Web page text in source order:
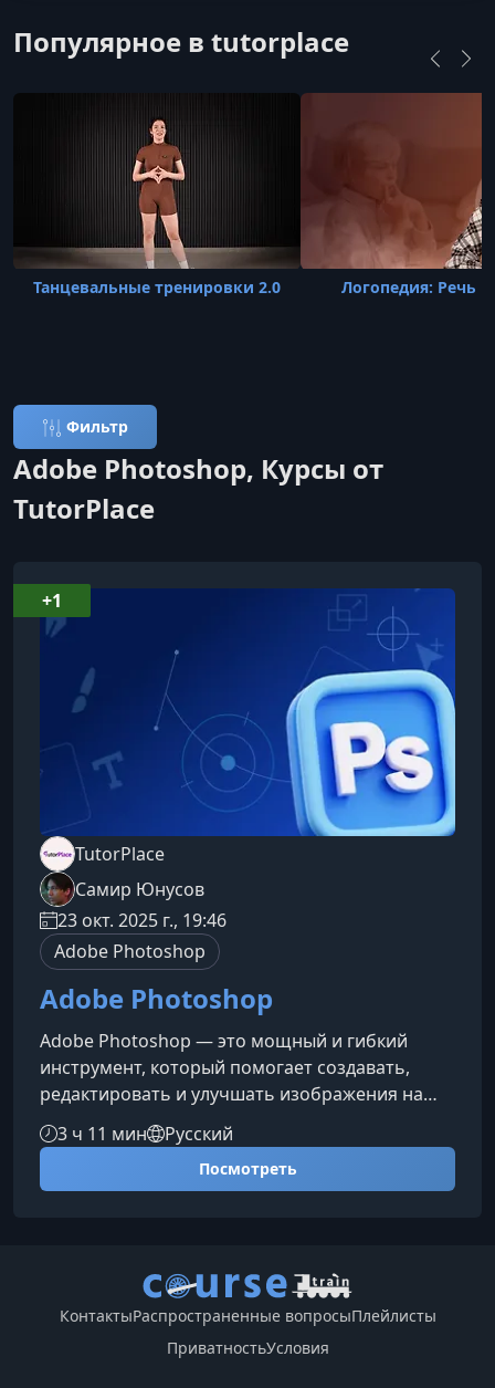
Популярное в tutorplace
Танцевальные тренировки 2.0 Логопедия: Речь
Фильтр
Adobe Photoshop, Курсы от
TutorPlace
TutorPlace
Самир Юнусов
23 окт. 2025 г., 19:46
Adobe Photoshop
Adobe Photoshop
Adobe Photoshop — это мощный и гибкий
инструмент, который помогает создавать,
редактировать и улучшать изображения на
профессиональном уровне. Освоив Photoshop,
вы сможете уверенно работать с графикой для
веба, полиграфии, соцсетей и
digital‑проектов.Что вы изучите на курсеКурс
приемов до продвинутых техник работы с
изображениями. Редактирование и ретушь
3 ч 11 мин Русский
Посмотреть
+1
КонтактыРаспространенные вопросыПлейлисты
ПриватностьУсловия